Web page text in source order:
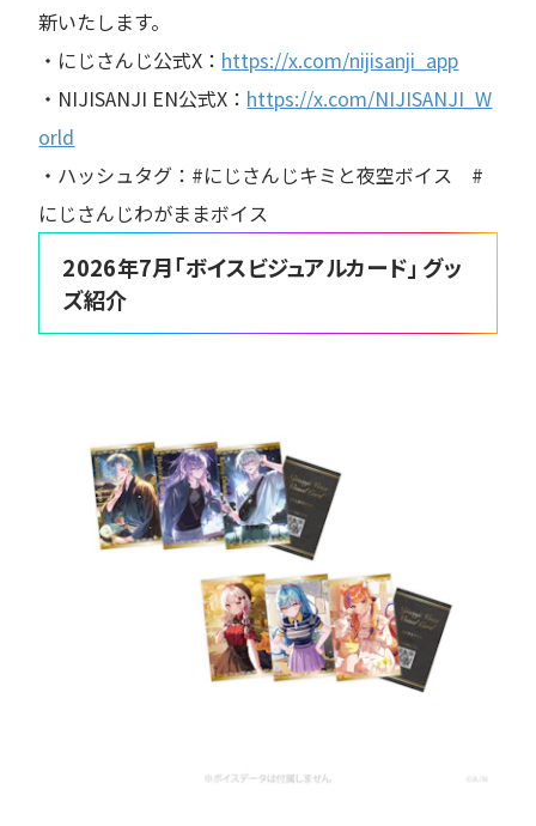
新いたします。
・にじさんじ公式X： https://x.com/nijisanji_app
・NIJISANJI EN公式X： https://x.com/NIJISANJI_W
orld
・ハッシュタグ：#にじさんじキミと夜空ボイス #
にじさんじわがままボイス
2026年7月「ボイスビジュアルカード」 グッ
ズ紹介